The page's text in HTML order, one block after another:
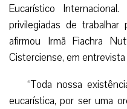
Eucarístico
privilegiadas de trabalhar
afirmou Irmã Fiachra
Cisterciense, em entrevista
“Toda nossa
eucarística, por ser uma